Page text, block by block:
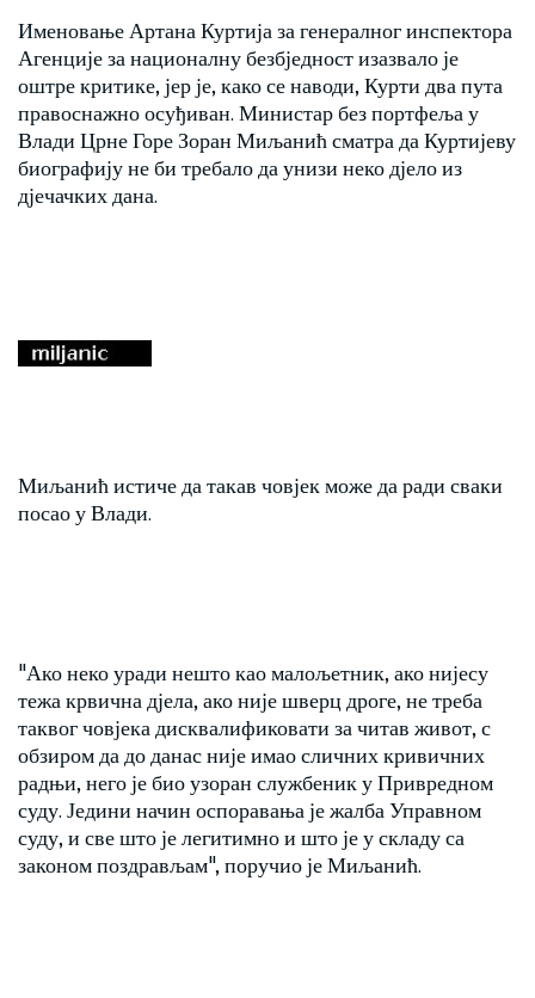
Именовање Артана Куртија за генералног инспектора
Агенције за националну безбједност изазвало је
оштре критике, јер је, како се наводи, Курти два пута
правоснажно осуђиван. Министар без портфеља у
Влади Црне Горе Зоран Миљанић сматра да Куртијеву
биографију не би требало да унизи неко дјело из
дјечачких дана.
Миљанић истиче да такав човјек може да ради сваки
посао у Влади.
"Ако неко уради нешто као малољетник, ако нијесу
тежа крвична дјела, ако није шверц дроге, не треба
таквог човјека дисквалификовати за читав живот, с
обзиром да до данас није имао сличних кривичних
радњи, него је био узоран службеник у Привредном
суду. Једини начин оспоравања је жалба Управном
суду, и све што је легитимно и што је у складу са
законом поздрављам", поручио је Миљанић.